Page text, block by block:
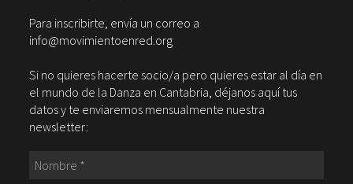
Para inscribirte, envía un correo a
info@movimientoenred.org
Si no quieres hacerte socio/a pero quieres estar al día en
el mundo de la Danza en Cantabria, déjanos aquí tus
datos y te enviaremos mensualmente nuestra
newsletter: